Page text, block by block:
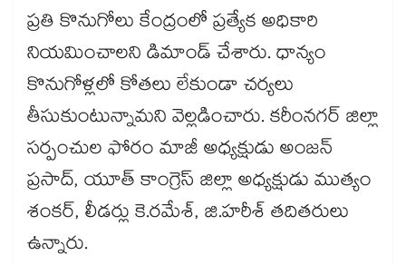
ప్రతి కొనుగోలు కేంద్రంలో ప్రత్యేక అధికారి
నియమించాలని డిమాండ్ చేశారు. ధాన్యం
కొనుగోళ్లలో కోతలు లేకుండా చర్యలు
తీసుకుంటున్నామని వెల్లడించారు. కరీంనగర్ జిల్లా
సర్పంచుల ఫోరం మాజీ అధ్యక్షుడు అంజన్
ప్రసాద్, యూత్ కాంగ్రెస్ జిల్లా అధ్యక్షుడు ముత్యం
శంకర్, లీడర్లు కె.రమేశ్‌‌‌‌‌‌‌‌‌‌‌‌‌‌‌‌, జి.హరీశ్‌‌‌‌‌‌‌‌‌‌‌‌‌‌‌‌ తదితరులు
ఉన్నారు.